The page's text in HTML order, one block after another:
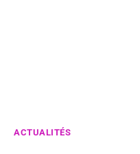
ACTUALITÉS